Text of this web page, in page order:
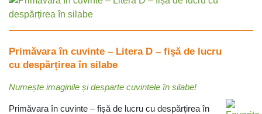
Primăvara în cuvinte – Litera D – fișă de lucru
cu despărțirea în silabe
Numește imaginile și desparte cuvintele în silabe!
Primăvara în cuvinte – fișă de lucru cu despărțirea în